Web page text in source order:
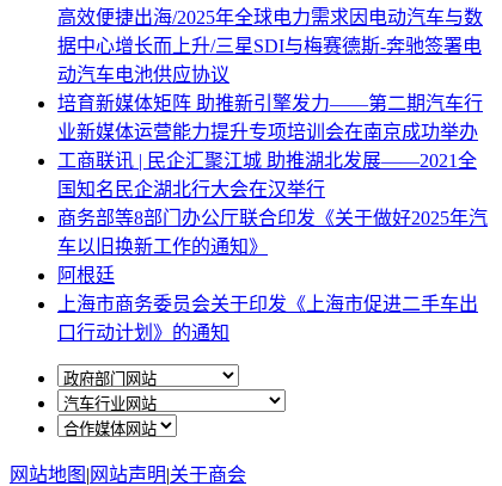
高效便捷出海/2025年全球电力需求因电动汽车与数
据中心增长而上升/三星SDI与梅赛德斯-奔驰签署电
动汽车电池供应协议
培育新媒体矩阵 助推新引擎发力——第二期汽车行
业新媒体运营能力提升专项培训会在南京成功举办
工商联讯 | 民企汇聚江城 助推湖北发展——2021全
国知名民企湖北行大会在汉举行
商务部等8部门办公厅联合印发《关于做好2025年汽
车以旧换新工作的通知》
阿根廷
上海市商务委员会关于印发《上海市促进二手车出
口行动计划》的通知
网站地图 | 网站声明|关于商会